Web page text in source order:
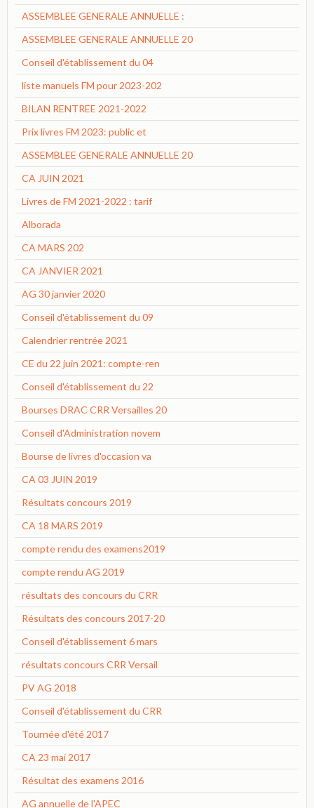
ASSEMBLEE GENERALE ANNUELLE :
ASSEMBLEE GENERALE ANNUELLE 20
Conseil d'établissement du 04
liste manuels FM pour 2023-202
BILAN RENTREE 2021-2022
Prix livres FM 2023: public et
ASSEMBLEE GENERALE ANNUELLE 20
CA JUIN 2021
Livres de FM 2021-2022 : tarif
Alborada
CA MARS 202
CA JANVIER 2021
AG 30 janvier 2020
Conseil d'établissement du 09
Calendrier rentrée 2021
CE du 22 juin 2021: compte-ren
Conseil d'établissement du 22
Bourses DRAC CRR Versailles 20
Conseil d'Administration novem
Bourse de livres d'occasion va
CA 03 JUIN 2019
Résultats concours 2019
CA 18 MARS 2019
compte rendu des examens2019
compte rendu AG 2019
résultats des concours du CRR
Résultats des concours 2017-20
Conseil d'établissement 6 mars
résultats concours CRR Versail
PV AG 2018
Conseil d'établissement du CRR
Tournée d'été 2017
CA 23 mai 2017
Résultat des examens 2016
AG annuelle de l'APEC